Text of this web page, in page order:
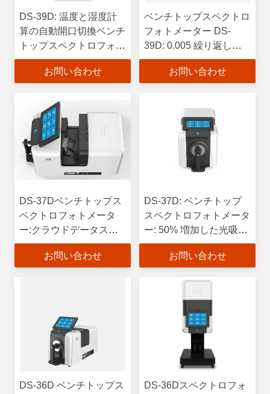
DS-39D: 温度と湿度計
算の自動開口切換ベンチ
トップスペクトロフォト
メーター
お問い合わせ
ベンチトップスペクトロ
フォトメーター DS-
39D: 0.005 繰り返し性 &
0.08 計器間合意
お問い合わせ
DS-37Dベンチトップス
ペクトロフォトメータ
ー:クラウドデータスト
レージ&色相性ソフトウ
お問い合わせ
DS-37D: ベンチトップ
スペクトロフォトメータ
ー: 50% 増加した光吸収
と30% 高いスペクトル
解像度お問い合わせ
DS-36D ベンチトップス
DS-36Dスペクトロフォ